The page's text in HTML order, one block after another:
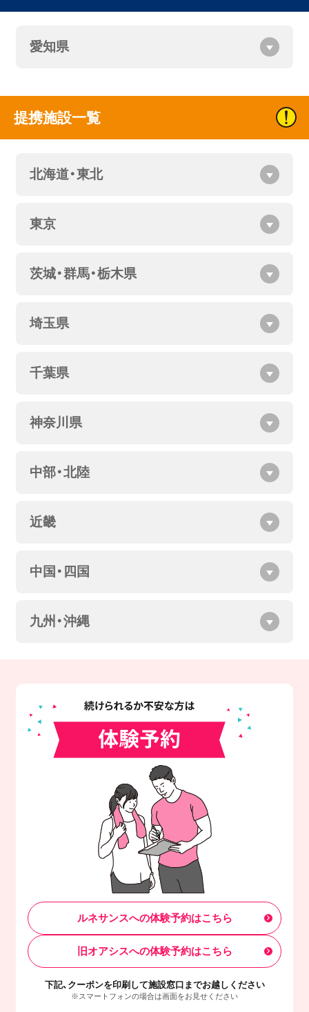
愛知県
提携施設一覧
北海道・東北
東京
茨城・群馬・栃木県
埼玉県
千葉県
神奈川県
中部・北陸
近畿
中国・四国
九州・沖縄
ルネサンスへの体験予約はこちら
旧オアシスへの体験予約はこちら
下記、クーポンを印刷して施設窓口までお越しください
※スマートフォンの場合は画面をお見せください